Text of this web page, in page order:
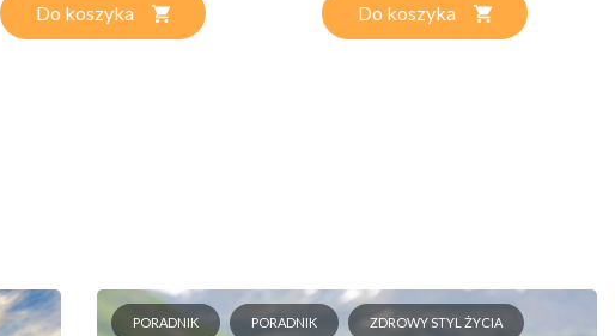
Do koszyka Do koszyka
PORADNIK PORADNIK ZDROWY STYL ŻYCIA